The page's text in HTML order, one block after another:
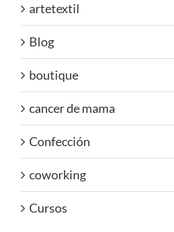
artetextil
Blog
boutique
cancer de mama
Confección
coworking
Cursos